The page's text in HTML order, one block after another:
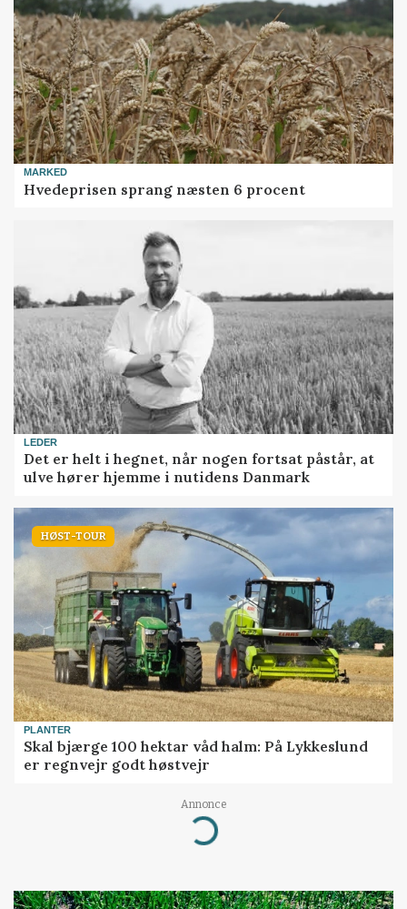
MARKED
Hvedeprisen sprang næsten 6 procent
LEDER
Det er helt i hegnet, når nogen fortsat påstår, at
ulve hører hjemme i nutidens Danmark
HØST-TOUR
PLANTER
Skal bjærge 100 hektar våd halm: På Lykkeslund
er regnvejr godt høstvejr
Annonce
Loading...